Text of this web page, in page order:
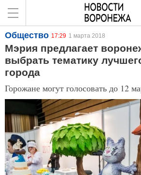
Общество 17:29 1 марта 2018
Мэрия предлагает
выбрать тематику
города
Горожане могут голосовать до 12